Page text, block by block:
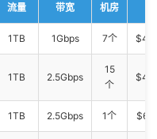
流量 带宽 机房
1TB 1Gbps 7个
1TB 2.5Gbps
15
个
1TB 2.5Gbps 1个